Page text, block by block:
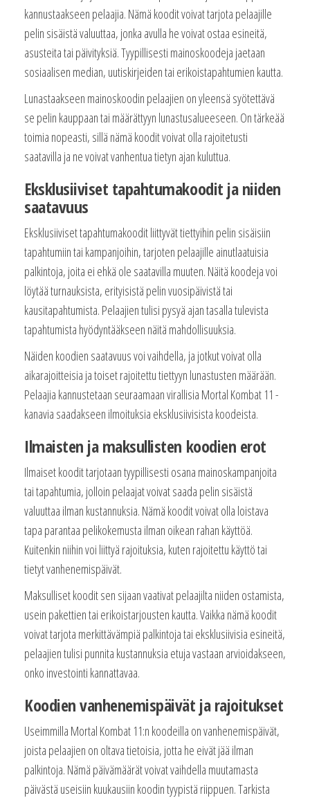
kannustaakseen pelaajia. Nämä koodit voivat tarjota pelaajille
pelin sisäistä valuuttaa, jonka avulla he voivat ostaa esineitä,
asusteita tai päivityksiä. Tyypillisesti mainoskoodeja jaetaan
sosiaalisen median, uutiskirjeiden tai erikoistapahtumien kautta.
Lunastaakseen mainoskoodin pelaajien on yleensä syötettävä
se pelin kauppaan tai määrättyyn lunastusalueeseen. On tärkeää
toimia nopeasti, sillä nämä koodit voivat olla rajoitetusti
saatavilla ja ne voivat vanhentua tietyn ajan kuluttua.
Eksklusiiviset tapahtumakoodit ja niiden
saatavuus
Eksklusiiviset tapahtumakoodit liittyvät tiettyihin pelin sisäisiin
tapahtumiin tai kampanjoihin, tarjoten pelaajille ainutlaatuisia
palkintoja, joita ei ehkä ole saatavilla muuten. Näitä koodeja voi
löytää turnauksista, erityisistä pelin vuosipäivistä tai
kausitapahtumista. Pelaajien tulisi pysyä ajan tasalla tulevista
tapahtumista hyödyntääkseen näitä mahdollisuuksia.
Näiden koodien saatavuus voi vaihdella, ja jotkut voivat olla
aikarajoitteisia ja toiset rajoitettu tiettyyn lunastusten määrään.
Pelaajia kannustetaan seuraamaan virallisia Mortal Kombat 11 -
kanavia saadakseen ilmoituksia eksklusiivisista koodeista.
Ilmaisten ja maksullisten koodien erot
Ilmaiset koodit tarjotaan tyypillisesti osana mainoskampanjoita
tai tapahtumia, jolloin pelaajat voivat saada pelin sisäistä
valuuttaa ilman kustannuksia. Nämä koodit voivat olla loistava
tapa parantaa pelikokemusta ilman oikean rahan käyttöä.
Kuitenkin niihin voi liittyä rajoituksia, kuten rajoitettu käyttö tai
tietyt vanhenemispäivät.
Maksulliset koodit sen sijaan vaativat pelaajilta niiden ostamista,
usein pakettien tai erikoistarjousten kautta. Vaikka nämä koodit
voivat tarjota merkittävämpiä palkintoja tai eksklusiivisia esineitä,
pelaajien tulisi punnita kustannuksia etuja vastaan arvioidakseen,
onko investointi kannattavaa.
Koodien vanhenemispäivät ja rajoitukset
Useimmilla Mortal Kombat 11:n koodeilla on vanhenemispäivät,
joista pelaajien on oltava tietoisia, jotta he eivät jää ilman
palkintoja. Nämä päivämäärät voivat vaihdella muutamasta
päivästä useisiin kuukausiin koodin tyypistä riippuen. Tarkista